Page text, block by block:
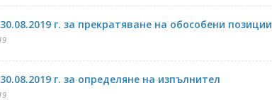
г. за прекратяване на обособени позиции
г. за определяне на изпълнител